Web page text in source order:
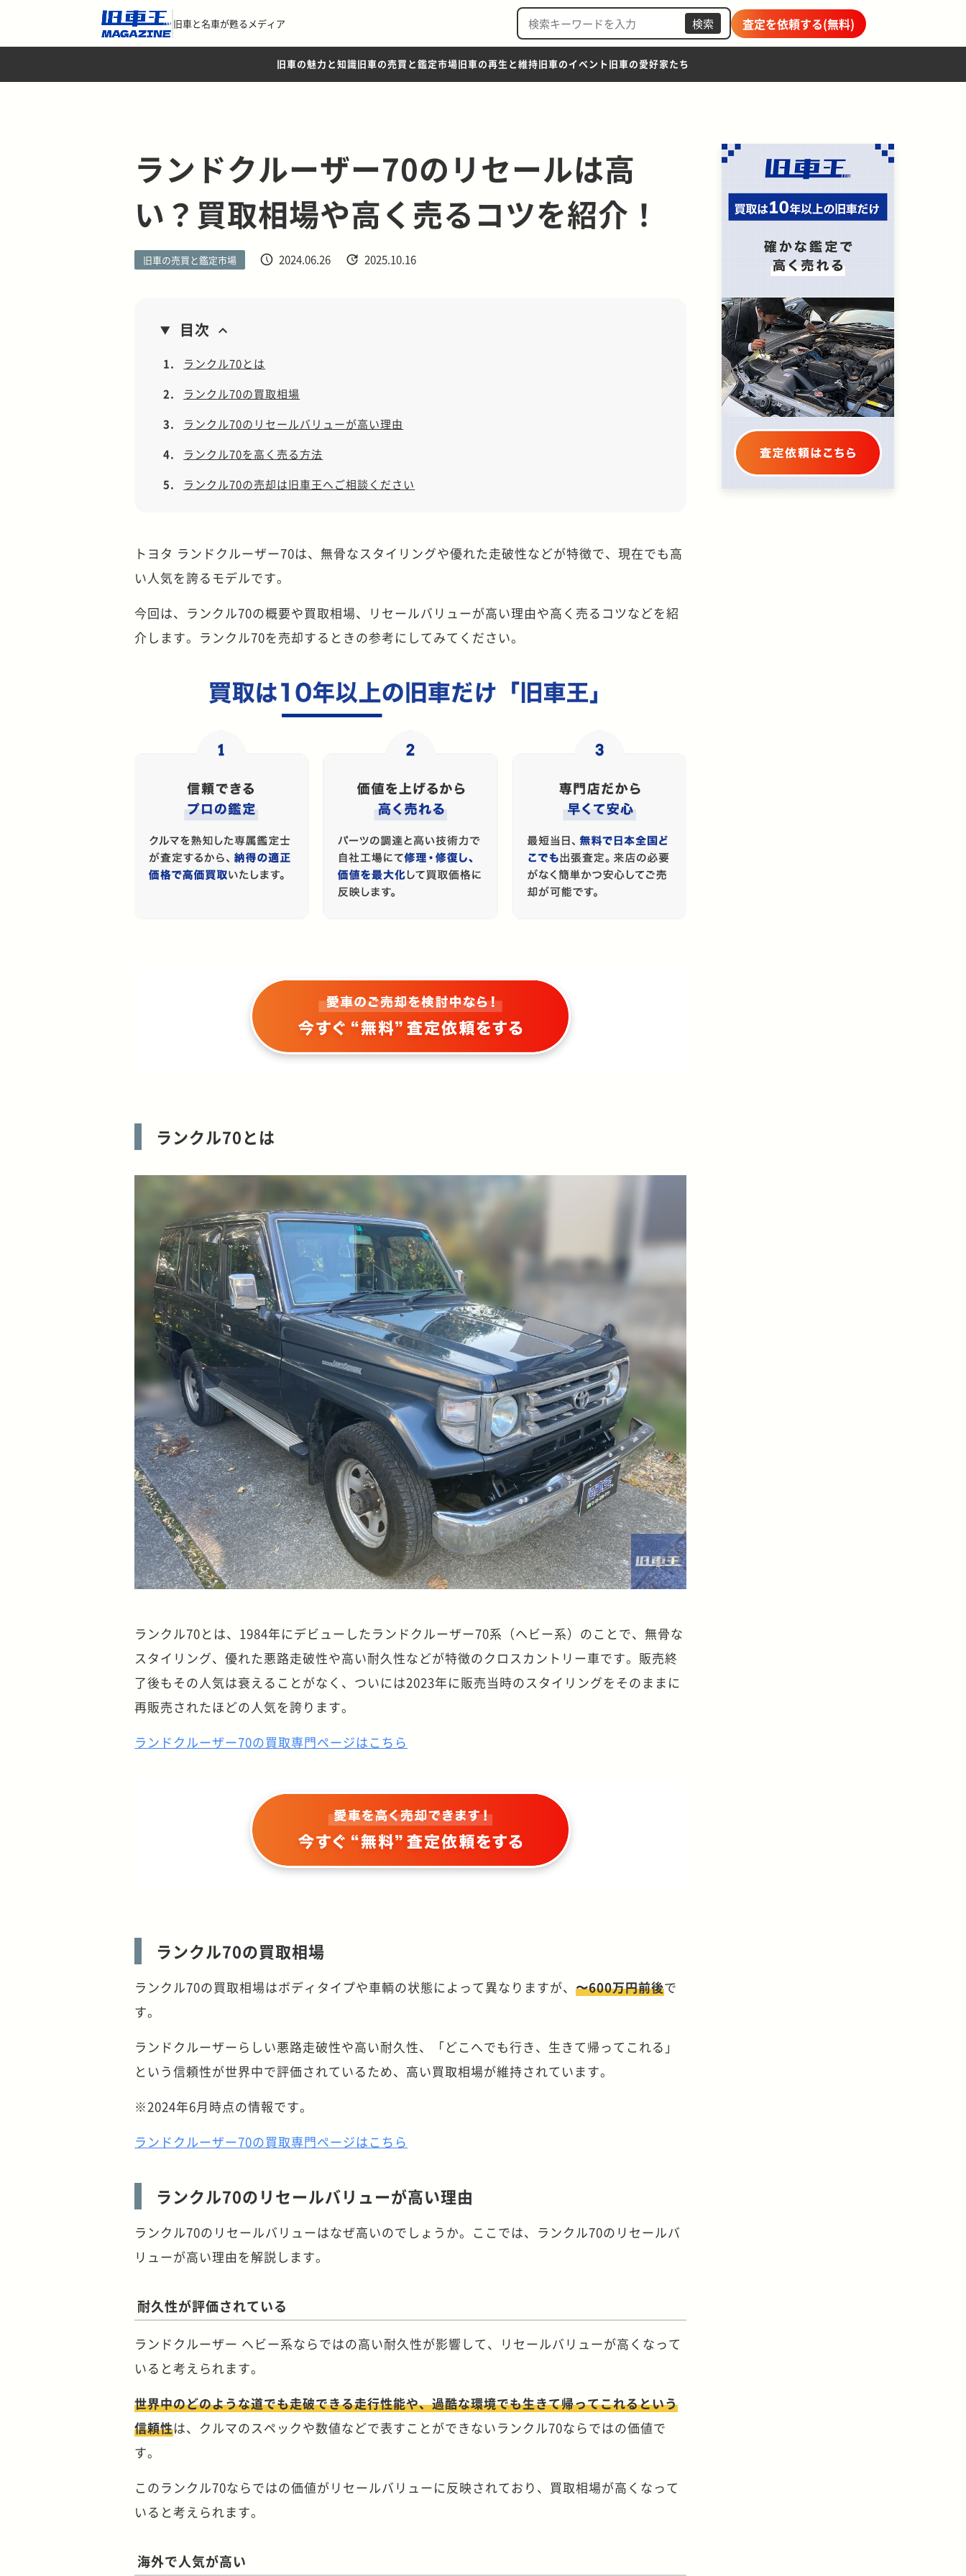
旧車と名車が甦るメディア 検索 査定を依頼する(無料)
旧車の魅力と知識旧車の売買と鑑定市場旧車の再生と維持旧車のイベント 旧車の愛好家たち
ランドクルーザー70のリセールは高
い？買取相場や高く売るコツを紹介！
旧車の売買と鑑定市場 2024.06.26 2025.10.16
目次
1.
ランクル70とは
2.
ランクル70の買取相場
3.
ランクル70のリセールバリューが高い理由
4.
ランクル70を高く売る方法
5.
ランクル70の売却は旧車王へご相談ください
トヨタ ランドクルーザー70は、無骨なスタイリングや優れた走破性などが特徴で、現在でも高
い人気を誇るモデルです。
今回は、ランクル70の概要や買取相場、リセールバリューが高い理由や高く売るコツなどを紹
介します。ランクル70を売却するときの参考にしてみてください。
ランクル70とは
ランクル70とは、1984年にデビューしたランドクルーザー70系（ヘビー系）のことで、無骨な
スタイリング、優れた悪路走破性や高い耐久性などが特徴のクロスカントリー車です。販売終
了後もその人気は衰えることがなく、ついには2023年に販売当時のスタイリングをそのままに
再販売されたほどの人気を誇ります。
ランドクルーザー70の買取専門ページはこちら
ランクル70の買取相場
ランクル70の買取相場はボディタイプや車輌の状態によって異なりますが、〜600万円前後で
す。
ランドクルーザーらしい悪路走破性や高い耐久性、「どこへでも行き、生きて帰ってこれる」
という信頼性が世界中で評価されているため、高い買取相場が維持されています。
※2024年6月時点の情報です。
ランドクルーザー70の買取専門ページはこちら
ランクル70のリセールバリューが高い理由
ランクル70のリセールバリューはなぜ高いのでしょうか。ここでは、ランクル70のリセールバ
リューが高い理由を解説します。
耐久性が評価されている
ランドクルーザー ヘビー系ならではの高い耐久性が影響して、リセールバリューが高くなって
いると考えられます。
世界中のどのような道でも走破できる走行性能や、過酷な環境でも生きて帰ってこれるという
信頼性は、クルマのスペックや数値などで表すことができないランクル70ならではの価値で
す。
このランクル70ならではの価値がリセールバリューに反映されており、買取相場が高くなって
いると考えられます。
海外で人気が高い